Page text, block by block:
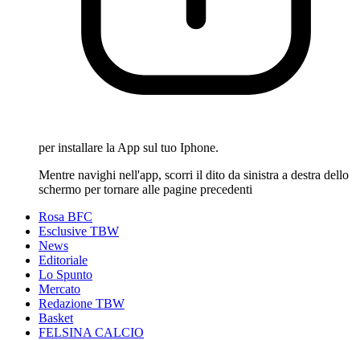
per installare la App sul tuo Iphone.
Mentre navighi nell'app, scorri il dito da sinistra a destra dello
schermo per tornare alle pagine precedenti
Rosa BFC
Esclusive TBW
News
Editoriale
Lo Spunto
Mercato
Redazione TBW
Basket
FELSINA CALCIO